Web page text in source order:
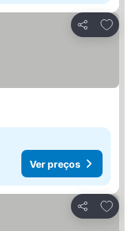
Partilhar
Ver preços
Partilhar